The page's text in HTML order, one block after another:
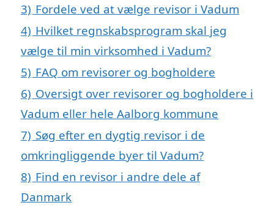
3) Fordele ved at vælge revisor i Vadum
4) Hvilket regnskabsprogram skal jeg
vælge til min virksomhed i Vadum?
5) FAQ om revisorer og bogholdere
6) Oversigt over revisorer og bogholdere i
Vadum eller hele Aalborg kommune
7) Søg efter en dygtig revisor i de
omkringliggende byer til Vadum?
8) Find en revisor i andre dele af
Danmark